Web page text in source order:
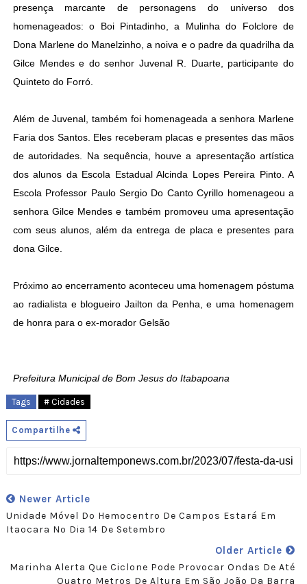
presença marcante de personagens do universo dos
homenageados: o Boi Pintadinho, a Mulinha do Folclore de
Dona Marlene do Manelzinho, a noiva e o padre da quadrilha da
Gilce Mendes e do senhor Juvenal R. Duarte, participante do
Quinteto do Forró.
Além de Juvenal, também foi homenageada a senhora Marlene
Faria dos Santos. Eles receberam placas e presentes das mãos
de autoridades. Na sequência, houve a apresentação artística
dos alunos da Escola Estadual Alcinda Lopes Pereira Pinto. A
Escola Professor Paulo Sergio Do Canto Cyrillo homenageou a
senhora Gilce Mendes e também promoveu uma apresentação
com seus alunos, além da entrega de placa e presentes para
dona Gilce.
Próximo ao encerramento aconteceu uma homenagem póstuma
ao radialista e blogueiro Jailton da Penha, e uma homenagem
de honra para o ex-morador Gelsão
Prefeitura Municipal de Bom Jesus do Itabapoana
Tags # Cidades
Compartilhe
Newer Article
Unidade Móvel Do Hemocentro De Campos Estará Em
Itaocara No Dia 14 De Setembro
Older Article
Marinha Alerta Que Ciclone Pode Provocar Ondas De Até
Quatro Metros De Altura Em São João Da Barra